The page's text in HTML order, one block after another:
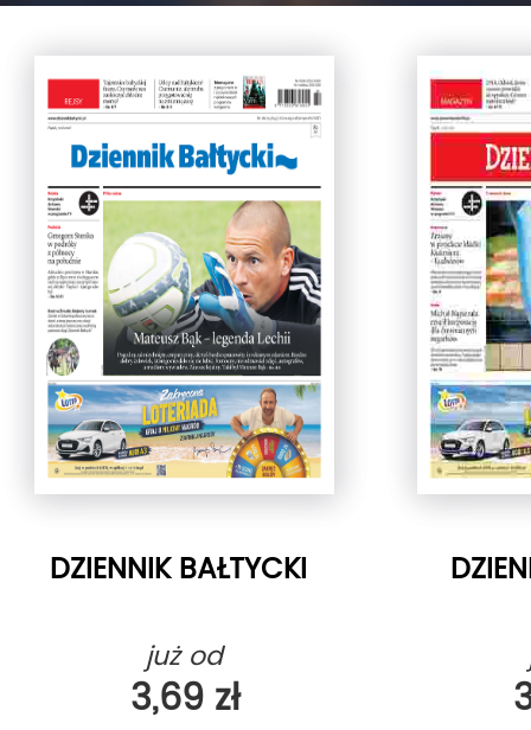
DZIENNIK BAŁTYCKI
już od
3,69 zł